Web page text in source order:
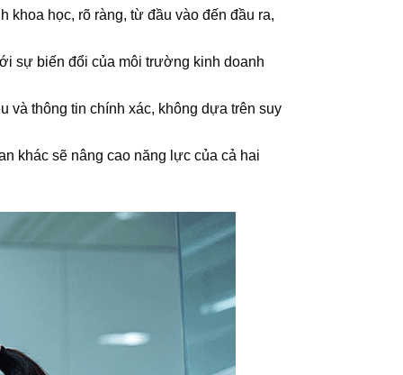
học, rõ ràng, từ đầu vào đến đầu ra,
sự biến đổi của môi trường kinh doanh
và thông tin chính xác, không dựa trên suy
khác sẽ nâng cao năng lực của cả hai